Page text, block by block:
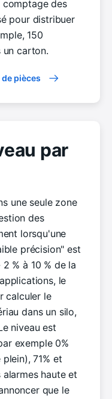
comptage des
pour distribuer
150
un carton.
pièces
par
une seule zone
des
lorsqu'une
précision" est
% à 10 % de la
le
calculer le
dans un silo,
niveau est
exemple 0%
71% et
alarmes haute et
que le